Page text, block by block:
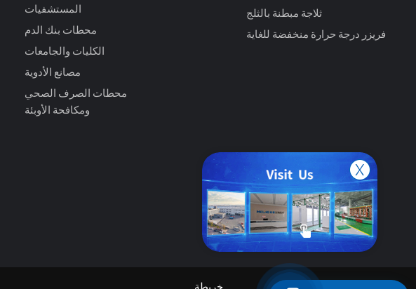
المستشفيات
محطات بنك الدم
الكليات والجامعات
مصانع الأدوية
محطات الصرف الصحي
ومكافحة الأوبئة
ثلاجة مبطنة بالثلج
فريزر درجة حرارة منخفضة للغاية